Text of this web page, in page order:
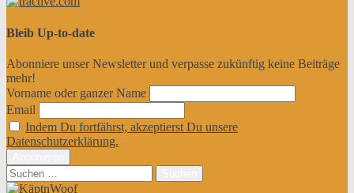
Bleib Up-to-date
Abonniere unser Newsletter und verpasse zukünftig keine Beiträge
mehr!
Vorname oder ganzer Name
Email
Indem Du fortfährst, akzeptierst Du unsere
Datenschutzerklärung.
Suchen
nach: